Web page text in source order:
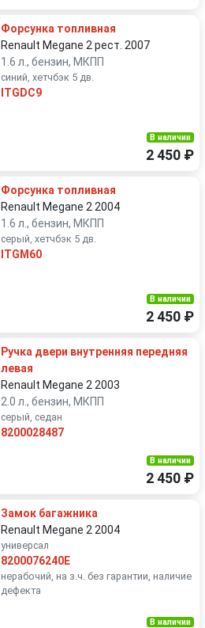
Форсунка топливная
Renault Megane 2 рест. 2007
1.6 л., бензин, МКПП
синий, хетчбэк 5 дв.
ITGDC9
В наличии
2 450 ₽
Форсунка топливная
Renault Megane 2 2004
1.6 л., бензин, МКПП
серый, хетчбэк 5 дв.
ITGM60
В наличии
2 450 ₽
Ручка двери внутренняя передняя
левая
Renault Megane 2 2003
2.0 л., бензин, МКПП
серый, седан
8200028487
В наличии
2 450 ₽
Замок багажника
Renault Megane 2 2004
универсал
8200076240E
нерабочий, на з.ч. без гарантии, наличие
дефекта
В наличии